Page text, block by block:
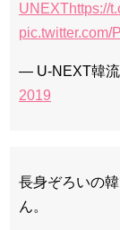
UNEXThttps://
pic.twitter.com/
— U-NEXT韓
2019
長身ぞろいの
ん。